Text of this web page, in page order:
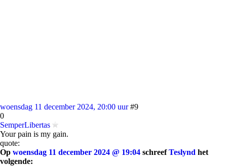
woensdag 11 december 2024, 20:00 uur #9
0
SemperLibertas
Your pain is my gain.
quote:
Op woensdag 11 december 2024 @ 19:04 schreefTeslynd het
volgende: